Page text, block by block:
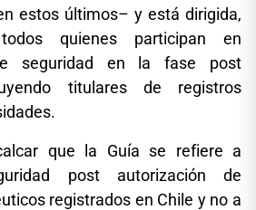
estos últimos– y está dirigida,
quienes participan en
seguridad en la fase post
titulares de registros
que la Guía se refiere a
post autorización de
registrados en Chile y no a